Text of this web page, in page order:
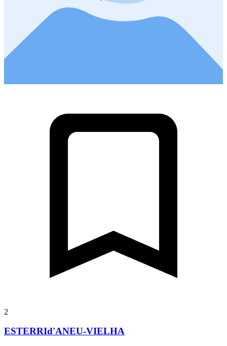
2
ESTERRId'ANEU-VIELHA